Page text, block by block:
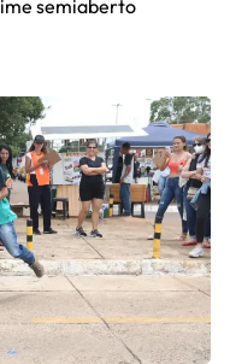
semiaberto